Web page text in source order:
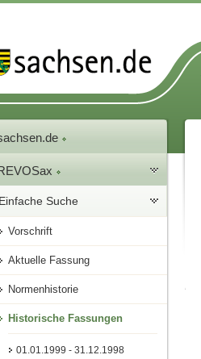
Einfache Suche
Vorschrift
Aktuelle Fassung
Normenhistorie
Historische Fassungen
01.01.1999 - 31.12.1998